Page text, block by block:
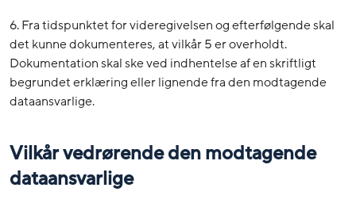
6. Fra tidspunktet for videregivelsen og efterfølgende skal
det kunne dokumenteres, at vilkår 5 er overholdt.
Dokumentation skal ske ved indhentelse af en skriftligt
begrundet erklæring eller lignende fra den modtagende
dataansvarlige.
Vilkår vedrørende den modtagende
dataansvarlige